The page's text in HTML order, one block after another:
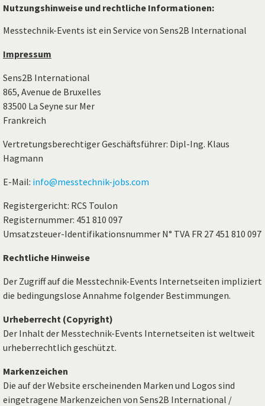
Nutzungshinweise und rechtliche Informationen:
Messtechnik-Events ist ein Service von Sens2B International
Impressum
Sens2B International
865, Avenue de Bruxelles
83500 La Seyne sur Mer
Frankreich
Vertretungsberechtiger Geschäftsführer: Dipl-Ing. Klaus
Hagmann
E-Mail: info@messtechnik-jobs.com
Registergericht: RCS Toulon
Registernummer: 451 810 097
Umsatzsteuer-Identifikationsnummer N° TVA FR 27 451 810 097
Rechtliche Hinweise
Der Zugriff auf die Messtechnik-Events Internetseiten impliziert
die bedingungslose Annahme folgender Bestimmungen.
Urheberrecht (Copyright)
Der Inhalt der Messtechnik-Events Internetseiten ist weltweit
urheberrechtlich geschützt.
Markenzeichen
Die auf der Website erscheinenden Marken und Logos sind
eingetragene Markenzeichen von Sens2B International /